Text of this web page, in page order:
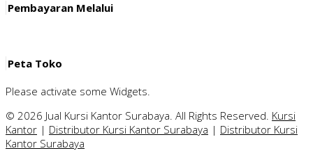
Pembayaran Melalui
Peta Toko
Please activate some Widgets.
© 2026 Jual Kursi Kantor Surabaya. All Rights Reserved. Kursi
Kantor | Distributor Kursi Kantor Surabaya | Distributor Kursi
Kantor Surabaya